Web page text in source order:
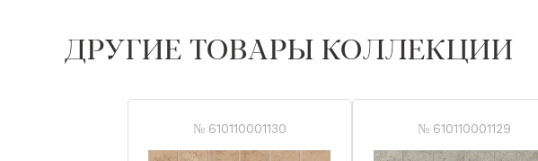
ДРУГИЕ ТОВАРЫ КОЛЛЕКЦИИ
№ 610110001130 № 610110001129